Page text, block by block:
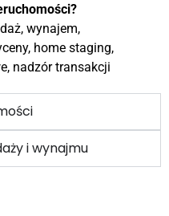
wynajem,
home staging,
nadzór transakcji
i wynajmu